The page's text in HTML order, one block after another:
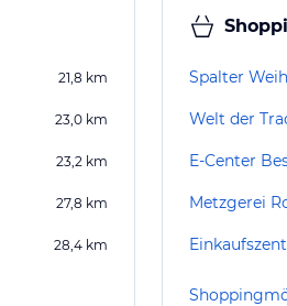
21,8 km
23,0 km
23,2 km
27,8 km
28,4 km
Spalter
Welt der
E-Center
Metzgerei